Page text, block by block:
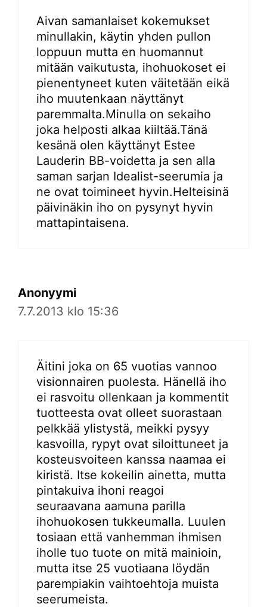
Aivan samanlaiset kokemukset
minullakin, käytin yhden pullon
loppuun mutta en huomannut
mitään vaikutusta, ihohuokoset ei
pienentyneet kuten väitetään eikä
iho muutenkaan näyttänyt
paremmalta.Minulla on sekaiho
joka helposti alkaa kiiltää.Tänä
kesänä olen käyttänyt Estee
Lauderin BB-voidetta ja sen alla
saman sarjan Idealist-seerumia ja
ne ovat toimineet hyvin.Helteisinä
päivinäkin iho on pysynyt hyvin
mattapintaisena.
Anonyymi
7.7.2013 klo 15:36
Äitini joka on 65 vuotias vannoo
visionnairen puolesta. Hänellä iho
ei rasvoitu ollenkaan ja kommentit
tuotteesta ovat olleet suorastaan
pelkkää ylistystä, meikki pysyy
kasvoilla, rypyt ovat siloittuneet ja
kosteusvoiteen kanssa naamaa ei
kiristä. Itse kokeilin ainetta, mutta
pintakuiva ihoni reagoi
seuraavana aamuna parilla
ihohuokosen tukkeumalla. Luulen
tosiaan että vanhemman ihmisen
iholle tuo tuote on mitä mainioin,
mutta itse 25 vuotiaana löydän
parempiakin vaihtoehtoja muista
seerumeista.